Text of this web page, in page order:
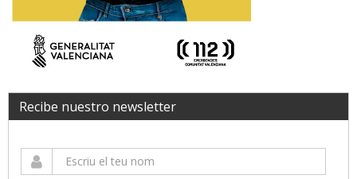
Recibe nuestro newsletter